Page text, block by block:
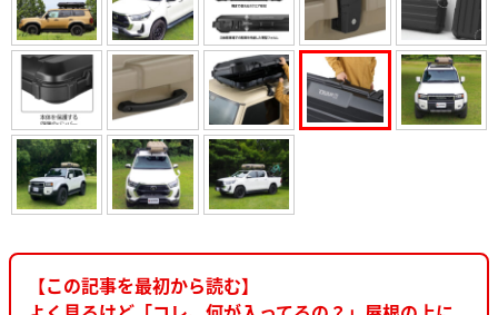
【この記事を最初から読む】